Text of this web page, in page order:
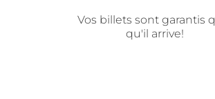
Vos billets sont garantis
qu'il arrive!